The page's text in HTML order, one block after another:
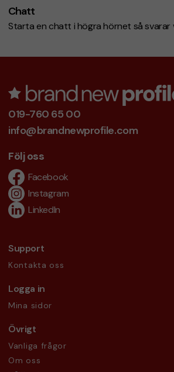
Chatt
Starta en chatt i högra hörnet så svarar
019-760 65 00
info@brandnewprofile.com
Följ oss
Facebook
Instagram
LinkedIn
Support
Kontakta oss
Logga in
Mina sidor
Övrigt
Vanliga frågor
Om oss